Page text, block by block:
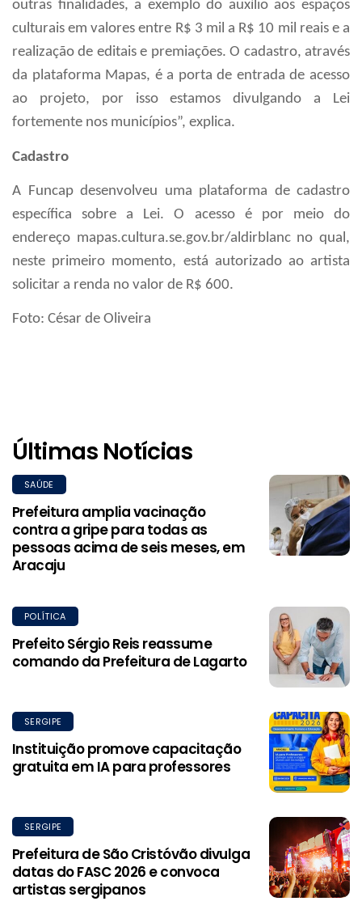
outras finalidades, a exemplo do auxílio aos espaços
culturais em valores entre R$ 3 mil a R$ 10 mil reais e a
realização de editais e premiações. O cadastro, através
da plataforma Mapas, é a porta de entrada de acesso
ao projeto, por isso estamos divulgando a Lei
fortemente nos municípios”, explica.
Cadastro
A Funcap desenvolveu uma plataforma de cadastro
específica sobre a Lei. O acesso é por meio do
endereço mapas.cultura.se.gov.br/aldirblanc no qual,
neste primeiro momento, está autorizado ao artista
solicitar a renda no valor de R$ 600.
Foto: César de Oliveira
Últimas Notícias
SAÚDE
Prefeitura amplia vacinação
contra a gripe para todas as
pessoas acima de seis meses, em
Aracaju
POLÍTICA
Prefeito Sérgio Reis reassume
comando da Prefeitura de Lagarto
SERGIPE
Instituição promove capacitação
gratuita em IA para professores
SERGIPE
Prefeitura de São Cristóvão divulga
datas do FASC 2026 e convoca
artistas sergipanos